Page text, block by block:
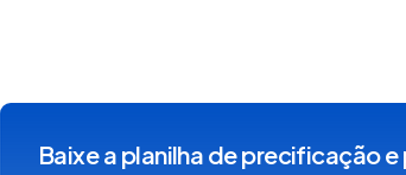
Baixe a planilha de precificação